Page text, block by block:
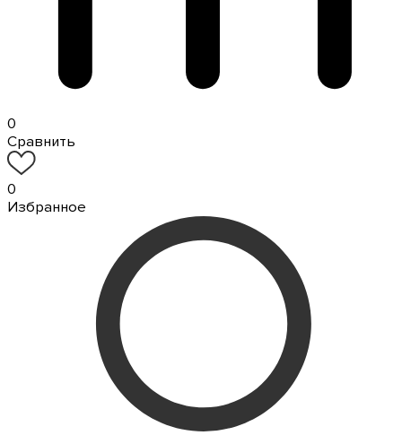
0
Сравнить
0
Избранное